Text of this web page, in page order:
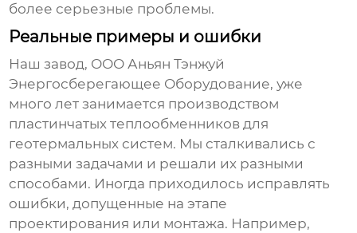
более серьезные проблемы.
Реальные примеры и ошибки
Наш завод, ООО Аньян Тэнжуй
Энергосберегающее Оборудование, уже
много лет занимается производством
пластинчатых теплообменников для
геотермальных систем. Мы сталкивались с
разными задачами и решали их разными
способами. Иногда приходилось исправлять
ошибки, допущенные на этапе
проектирования или монтажа. Например,